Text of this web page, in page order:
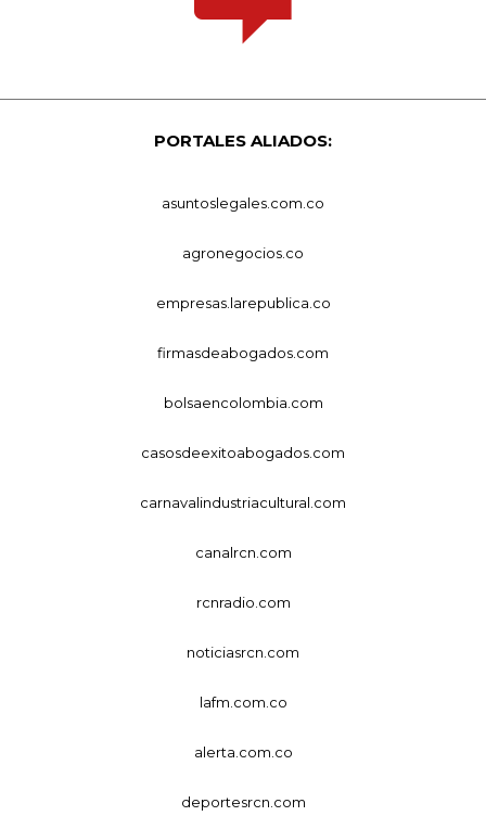
PORTALES ALIADOS:
asuntoslegales.com.co
agronegocios.co
empresas.larepublica.co
firmasdeabogados.com
bolsaencolombia.com
casosdeexitoabogados.com
carnavalindustriacultural.com
canalrcn.com
rcnradio.com
noticiasrcn.com
lafm.com.co
alerta.com.co
deportesrcn.com